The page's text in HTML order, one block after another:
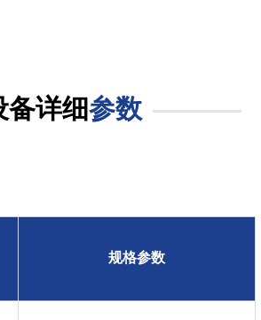
备详细参数
规格参数